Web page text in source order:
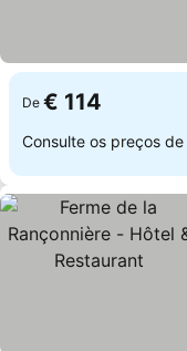
De € 114
Consulte os preços de